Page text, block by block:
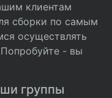
клиентам
сборки по самым
осуществлять
- вы
группы